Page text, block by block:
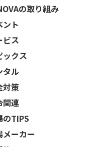
の取り組み
ント
ビス
ックス
タル
対策
関連
のTIPS
メーカー